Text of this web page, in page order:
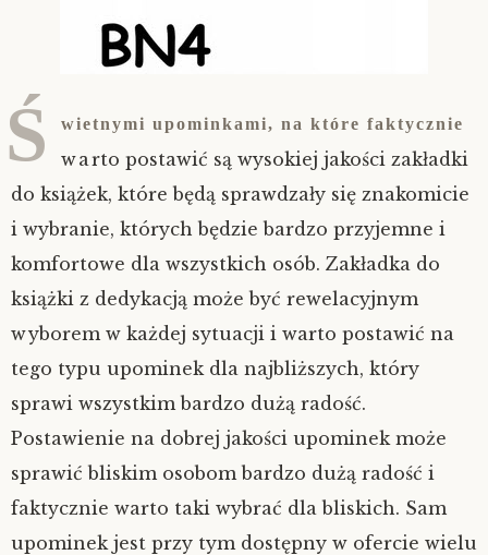
Ś wietnymi upominkami, na które faktycznie
warto postawić są wysokiej jakości zakładki
do książek, które będą sprawdzały się znakomicie
i wybranie, których będzie bardzo przyjemne i
komfortowe dla wszystkich osób. Zakładka do
książki z dedykacją może być rewelacyjnym
wyborem w każdej sytuacji i warto postawić na
tego typu upominek dla najbliższych, który
sprawi wszystkim bardzo dużą radość.
Postawienie na dobrej jakości upominek może
sprawić bliskim osobom bardzo dużą radość i
faktycznie warto taki wybrać dla bliskich. Sam
upominek jest przy tym dostępny w ofercie wielu